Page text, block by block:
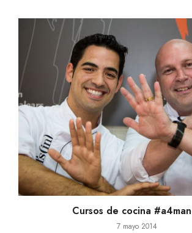
Cursos de cocina
7 mayo 2014